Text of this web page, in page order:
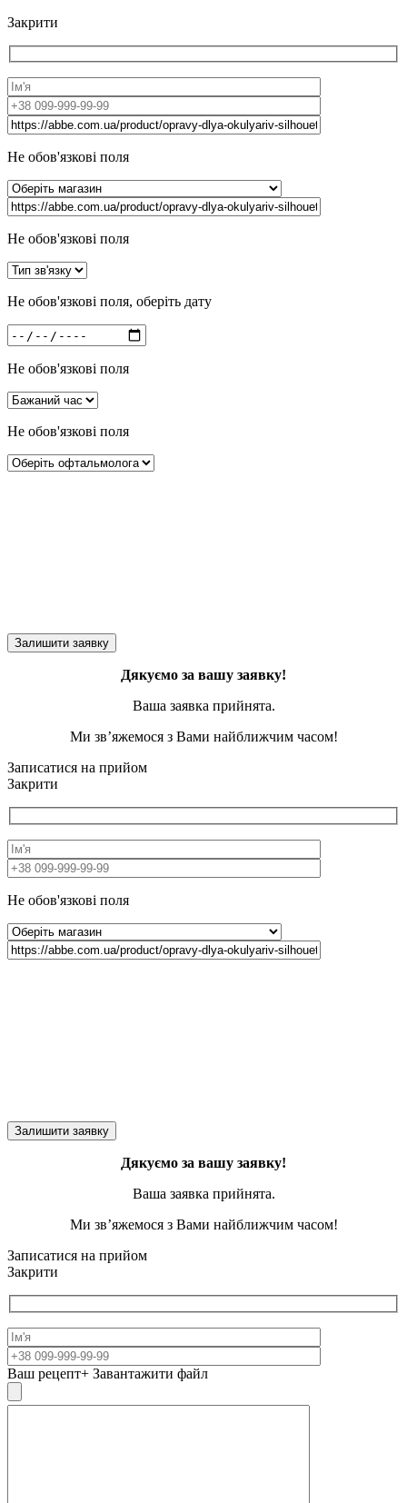
Закрити
Не обов'язкові поля
Не обов'язкові поля
Не обов'язкові поля, оберіть дату
Не обов'язкові поля
Не обов'язкові поля
Дякуємо за вашу заявку!
Ваша заявка прийнята.
Ми зв’яжемося з Вами найближчим часом!
Записатися на прийом
Закрити
Не обов'язкові поля
Дякуємо за вашу заявку!
Ваша заявка прийнята.
Ми зв’яжемося з Вами найближчим часом!
Записатися на прийом
Закрити
Ваш рецепт+ Завантажити файл